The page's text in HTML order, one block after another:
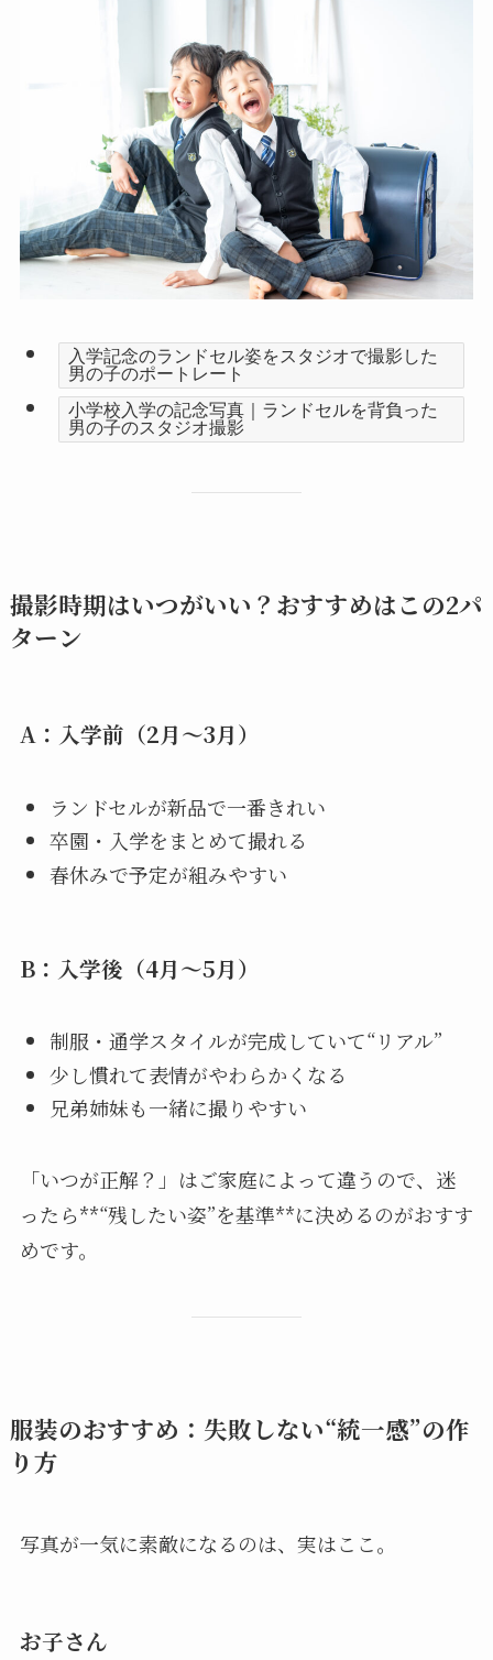
入学記念のランドセル姿をスタジオで撮影した
男の子のポートレート
小学校入学の記念写真｜ランドセルを背負った
男の子のスタジオ撮影
撮影時期はいつがいい？おすすめはこの2パ
ターン
A：入学前（2月〜3月）
ランドセルが新品で一番きれい
卒園・入学をまとめて撮れる
春休みで予定が組みやすい
B：入学後（4月〜5月）
制服・通学スタイルが完成していて“リアル”
少し慣れて表情がやわらかくなる
兄弟姉妹も一緒に撮りやすい
「いつが正解？」はご家庭によって違うので、迷
ったら**“残したい姿”を基準**に決めるのがおすす
めです。
服装のおすすめ：失敗しない“統一感”の作
り方
写真が一気に素敵になるのは、実はここ。
お子さん